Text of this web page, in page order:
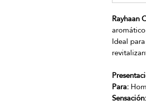
Rayhaan
Ideal
Para:
Sensación: